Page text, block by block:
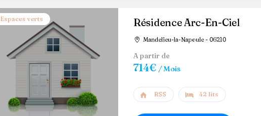
Espaces verts Résidence Arc-En-Ciel
Mandelieu-la-Napoule - 06210
A partir de
714€ / Mois
RSS 42 lits